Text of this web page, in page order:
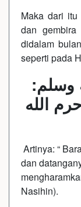
Maka dari
dan
didalam
seperti pada
وسلم:
الله
Artinya: “
dan
Nasihin).